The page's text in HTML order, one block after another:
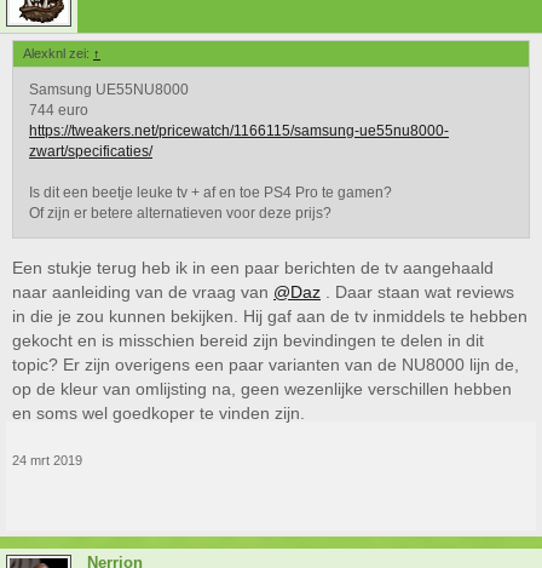
Alexknl zei: ↑
Samsung UE55NU8000
744 euro
https://tweakers.net/pricewatch/1166115/samsung-ue55nu8000-
zwart/specificaties/
Is dit een beetje leuke tv + af en toe PS4 Pro te gamen?
Of zijn er betere alternatieven voor deze prijs?
Een stukje terug heb ik in een paar berichten de tv aangehaald
naar aanleiding van de vraag van @Daz . Daar staan wat reviews
in die je zou kunnen bekijken. Hij gaf aan de tv inmiddels te hebben
gekocht en is misschien bereid zijn bevindingen te delen in dit
topic? Er zijn overigens een paar varianten van de NU8000 lijn de,
op de kleur van omlijsting na, geen wezenlijke verschillen hebben
en soms wel goedkoper te vinden zijn.
24 mrt 2019
Nerrion